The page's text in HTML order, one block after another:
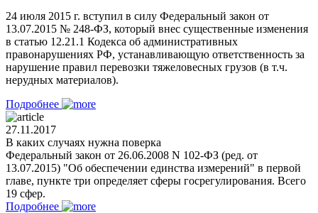
24 июля 2015 г. вступил в силу Федеральный закон от
13.07.2015 № 248-ФЗ, который внес существенные изменения
в статью 12.21.1 Кодекса об административных
правонарушениях РФ, устанавливающую ответственность за
нарушение правил перевозки тяжеловесных грузов (в т.ч.
нерудных материалов).
Подробнее
27.11.2017
В каких случаях нужна поверка
Федеральный закон от 26.06.2008 N 102-ФЗ (ред. от
13.07.2015) "Об обеспечении единства измерений" в первой
главе, пункте три определяет сферы госрегулирования. Всего
19 сфер.
Подробнее